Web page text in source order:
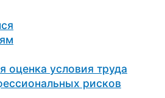
оценка условия труда
рисков